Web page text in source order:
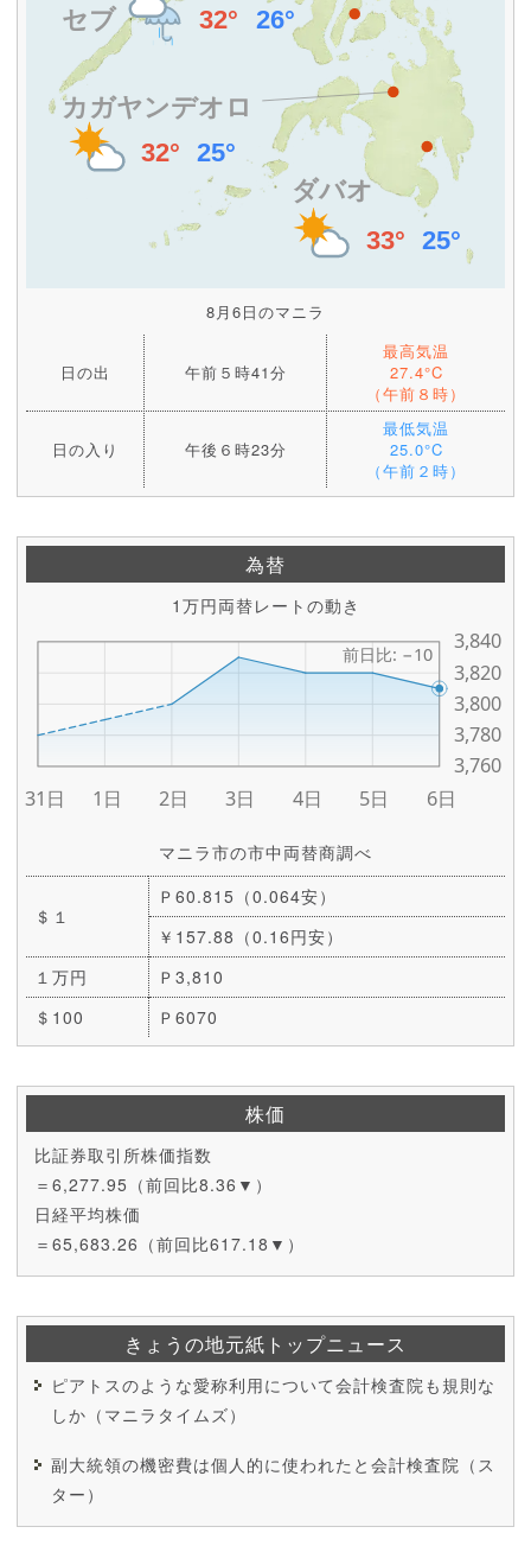
8月6日のマニラ
日の出 午前５時41分
最高気温
27.4°C
（午前８時）
日の入り 午後６時23分
最低気温
25.0°C
（午前２時）
為替
1万円両替レートの動き
マニラ市の市中両替商調べ
＄１
Ｐ60.815（0.064安）
￥157.88（0.16円安）
１万円
Ｐ3,810
＄100
Ｐ6070
株価
比証券取引所株価指数
＝6,277.95（前回比8.36▼）
日経平均株価
＝65,683.26（前回比617.18▼）
きょうの地元紙トップニュース
ピアトスのような愛称利用について会計検査院も規則な
しか（マニラタイムズ）
副大統領の機密費は個人的に使われたと会計検査院（ス
ター）